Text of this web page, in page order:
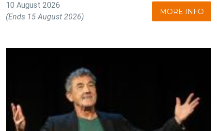
10 August 2026
(Ends 15 August 2026)
MORE INFO